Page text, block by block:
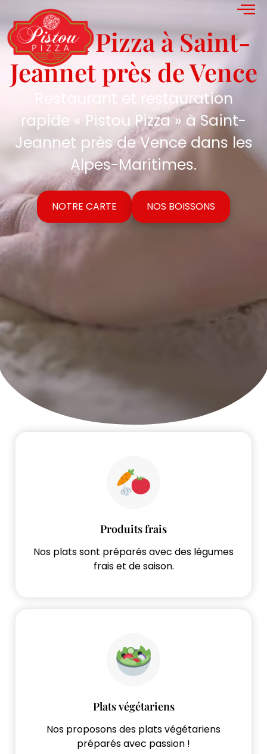
Pistou Pizza à Saint-
Jeannet près de Vence
Restaurant et restauration
rapide « Pistou Pizza » à Saint-
Jeannet près de Vence dans les
Alpes-Maritimes.
NOTRE CARTE NOS BOISSONS
Produits frais
Nos plats sont préparés avec des légumes
frais et de saison.
Plats végétariens
Nos proposons des plats végétariens
préparés avec passion !